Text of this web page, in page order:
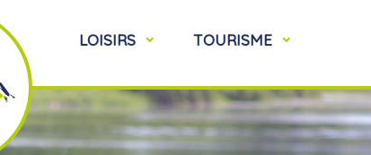
LOISIRS TOURISME